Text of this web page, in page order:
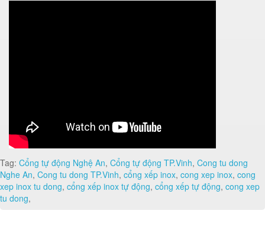
Tag: Cổng tự động Nghệ An, Cổng tự động TP.Vinh, Cong tu dong
Nghe An, Cong tu dong TP.Vinh, cổng xếp inox, cong xep inox, cong
xep inox tu dong, cổng xếp inox tự động, cổng xếp tự động, cong xep
tu dong,